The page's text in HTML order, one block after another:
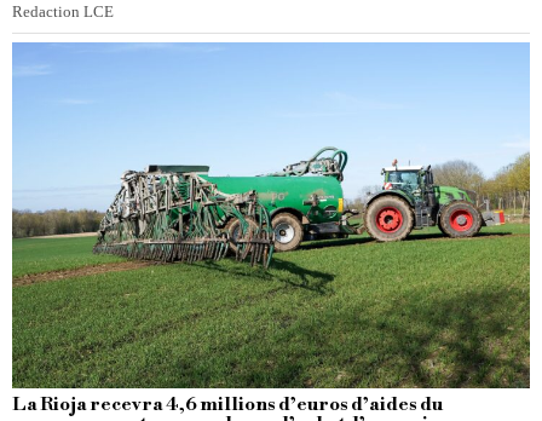
Redaction LCE
La Rioja recevra 4,6 millions d’euros d’aides du